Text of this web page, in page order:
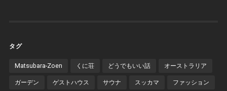
タグ
Matsubara-Zoen くに荘 どうでもいい話 オーストラリア
ガーデン ゲストハウス サウナ スッカマ ファッション